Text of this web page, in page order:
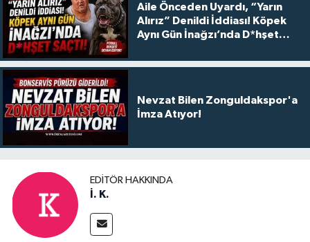
Aile Önceden Uyardı, “Yarın
Alırız” Denildi İddiası! Köpek
Aynı Gün İnağzı’nda D*hşet
Nevzat Bilen Zonguldakspor'a
İmza Atıyor!
EDITÖR HAKKINDA
İ. K.